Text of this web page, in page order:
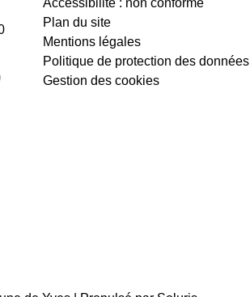
Accessibilité : non conforme
Plan du site
Mentions légales
Politique de protection des données
Gestion des cookies